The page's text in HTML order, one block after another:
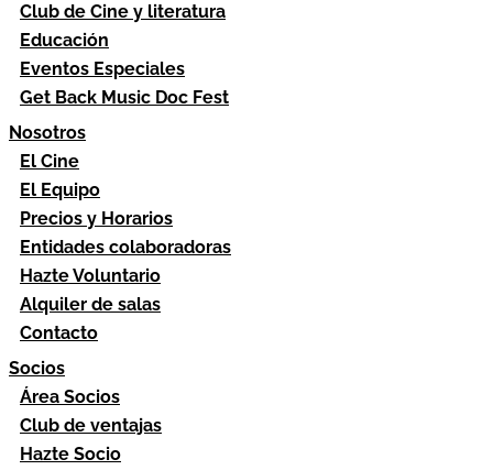
Club de Cine y literatura
Educación
Eventos Especiales
Get Back Music Doc Fest
Nosotros
El Cine
El Equipo
Precios y Horarios
Entidades colaboradoras
Hazte Voluntario
Alquiler de salas
Contacto
Socios
Área Socios
Club de ventajas
Hazte Socio